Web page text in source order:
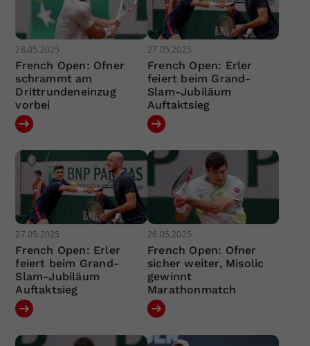
28.05.2025
French Open: Ofner
schrammt am
Drittrundeneinzug
vorbei
27.05.2025
French Open: Erler
feiert beim Grand-
Slam-Jubiläum
Auftaktsieg
27.05.2025
French Open: Erler
feiert beim Grand-
Slam-Jubiläum
Auftaktsieg
26.05.2025
French Open: Ofner
sicher weiter, Misolic
gewinnt
Marathonmatch